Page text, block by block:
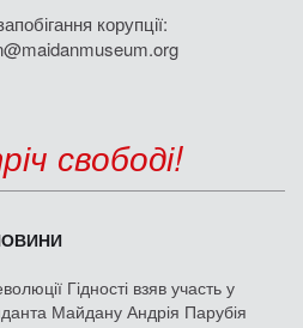
корупції:
свободі!
Гідності взяв участь у
Майдану Андрія Парубія